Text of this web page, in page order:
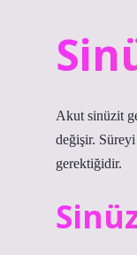
Akut sinüzit
değişir.
gerektiğidir.